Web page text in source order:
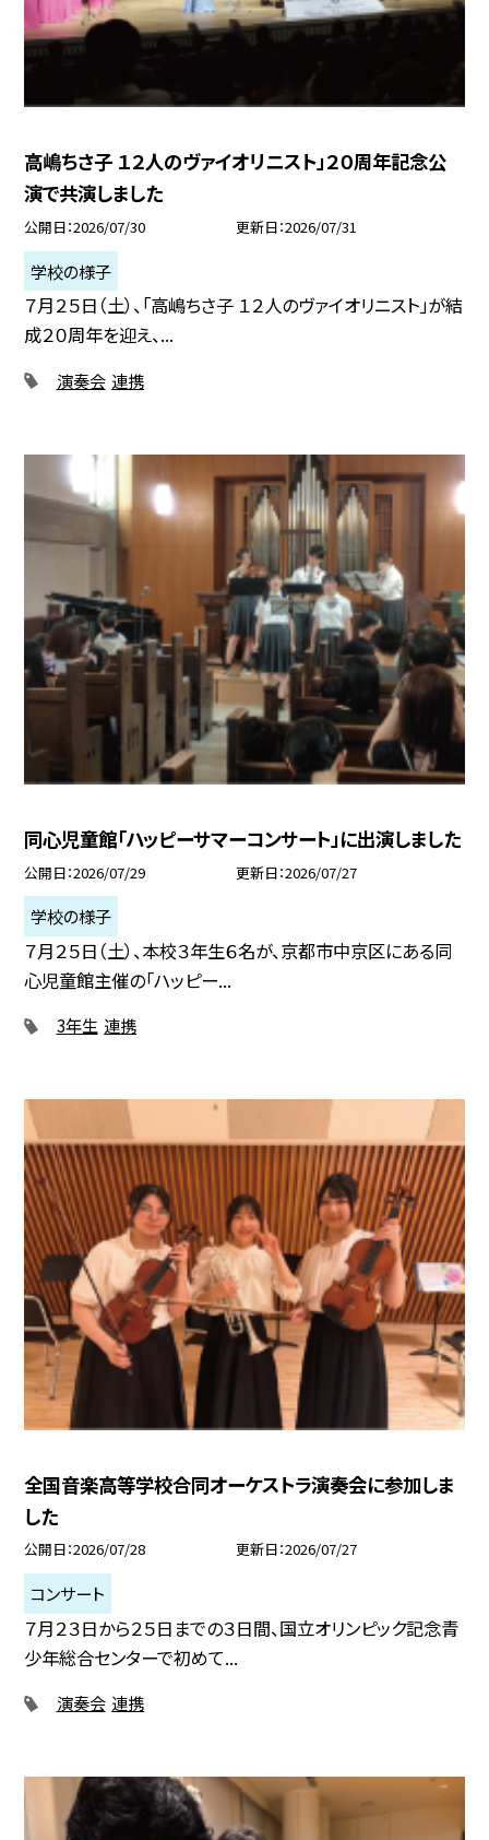
高嶋ちさ子 １２人のヴァイオリニスト」２０周年記念公
演で共演しました
公開日 2026/07/30 更新日 2026/07/31
学校の様子
７月２５日（土）、「高嶋ちさ子 １２人のヴァイオリニスト」が結
成２０周年を迎え、...
演奏会 連携
同心児童館「ハッピーサマーコンサート」に出演しました
公開日 2026/07/29 更新日 2026/07/27
学校の様子
７月２５日（土）、本校３年生６名が、京都市中京区にある同
心児童館主催の「ハッピー...
3年生 連携
全国音楽高等学校合同オーケストラ演奏会に参加しま
した
公開日 2026/07/28 更新日 2026/07/27
コンサート
７月２３日から２５日までの３日間、国立オリンピック記念青
少年総合センターで初めて...
演奏会 連携